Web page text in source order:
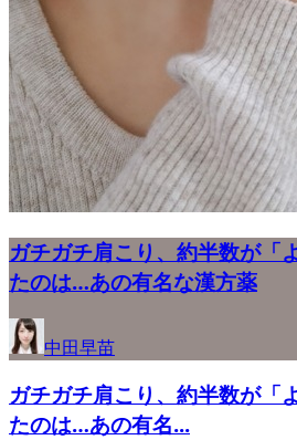
ガチガチ肩こり、約半数が「
たのは…あの有名な漢方薬
中田早苗
ガチガチ肩こり、約半数が「
たのは…あの有名...